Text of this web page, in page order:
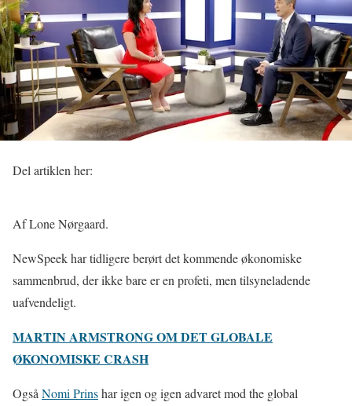
Del artiklen her:
Af Lone Nørgaard.
NewSpeek har tidligere berørt det kommende økonomiske
sammenbrud, der ikke bare er en profeti, men tilsyneladende
uafvendeligt.
MARTIN ARMSTRONG OM DET GLOBALE
ØKONOMISKE CRASH
OgsåNomi Prinshar igen og igen advaret mod the global